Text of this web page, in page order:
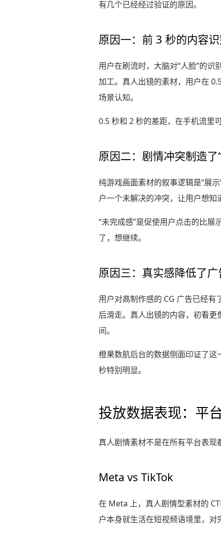
有几个已经经过验证的原因。
原因一：前 3 秒的内容
用户在刷流时，大脑对“人脸”的
加工。真人出镜的素材，用户在
场景认知。
0.5 秒和 2 秒的差距，在手机流里
原因二：剧情冲突制造了
纯游戏画面素材的叙事逻辑是“展
户一个未解决的冲突，让用户想知
“未完成感”是促使用户点击的比
了，想继续。
原因三：真实感降低了
用户对高制作感的 CG 广告已经
后滑走。真人出镜的内容，初看
间。
橙果数航后台的数据侧面印证了这
秒特别明显。
投放数据表现：平
真人剧情素材不是在所有平台表现
Meta vs TikTok
在 Meta 上，真人剧情型素材的
户本身就生活在短视频语境里，